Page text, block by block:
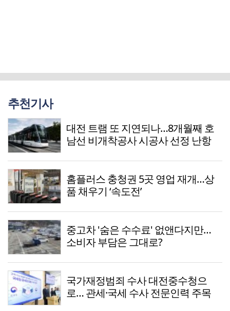
추천기사
대전 트램 또 지연되나…8개월째 호
남선 비개착공사 시공사 선정 난항
홈플러스 충청권 5곳 영업 재개…상
품 채우기 ‘속도전’
중고차 '숨은 수수료' 없앤다지만…
소비자 부담은 그대로?
국가재정범죄 수사 대전중수청으
로… 관세·국세 수사 전문인력 주목